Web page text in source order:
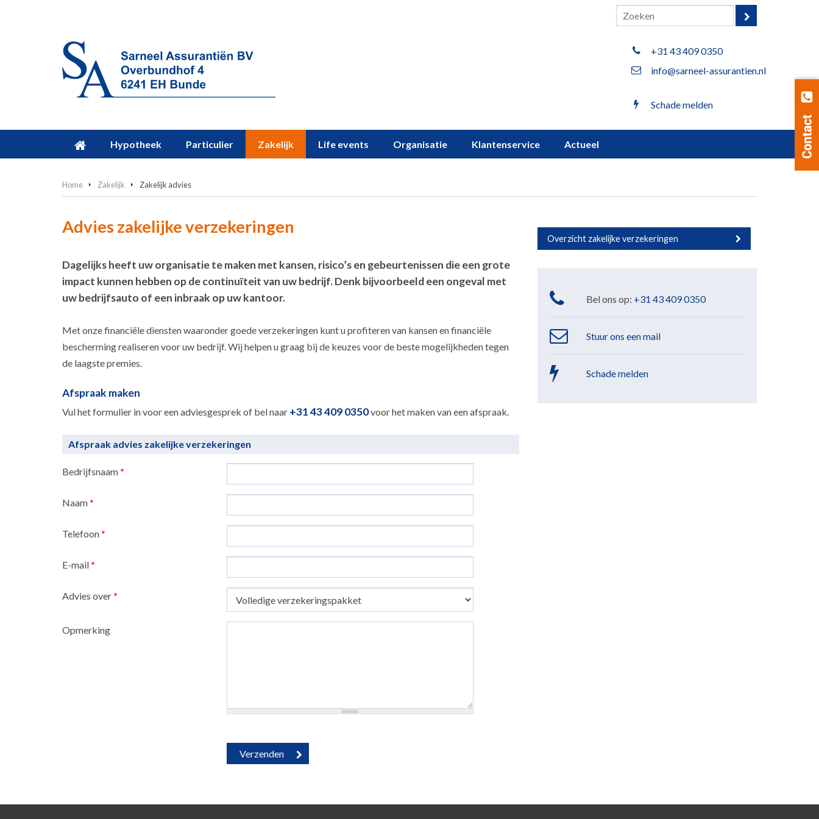
+31 43 409 0350
info@sarneel-assurantien.nl
Schade melden
Hypotheek Particulier Zakelijk Life events Organisatie Klantenservice Actueel
Home Zakelijk Zakelijk advies
Advies zakelijke verzekeringen
Dagelijks heeft uw organisatie te maken met kansen, risico’s en gebeurtenissen die een grote
impact kunnen hebben op de continuïteit van uw bedrijf. Denk bijvoorbeeld een ongeval met
uw bedrijfsauto of een inbraak op uw kantoor.
Met onze financiële diensten waaronder goede verzekeringen kunt u profiteren van kansen en financiële
bescherming realiseren voor uw bedrijf. Wij helpen u graag bij de keuzes voor de beste mogelijkheden tegen
de laagste premies.
Afspraak maken
Vul het formulier in voor een adviesgesprek of bel naar +31 43 409 0350voor het maken van een afspraak.
Afspraak advies zakelijke verzekeringen
Bedrijfsnaam *
Naam *
Telefoon *
E-mail *
Advies over *
Opmerking
Overzicht zakelijke verzekeringen
Bel ons op: +31 43 409 0350
Stuur ons een mail
Schade melden